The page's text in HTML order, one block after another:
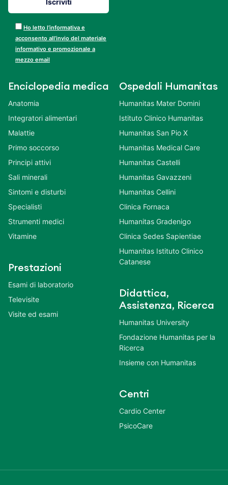
Ho letto l’informativa e
acconsento all’invio del materiale
informativo e promozionale a
mezzo email
Enciclopedia medica
Anatomia
Integratori alimentari
Malattie
Primo soccorso
Principi attivi
Sali minerali
Sintomi e disturbi
Specialisti
Strumenti medici
Vitamine
Prestazioni
Esami di laboratorio
Televisite
Visite ed esami
Ospedali Humanitas
Humanitas Mater Domini
Istituto Clinico Humanitas
Humanitas San Pio X
Humanitas Medical Care
Humanitas Castelli
Humanitas Gavazzeni
Humanitas Cellini
Clinica Fornaca
Humanitas Gradenigo
Clinica Sedes Sapientiae
Humanitas Istituto Clinico
Catanese
Didattica,
Assistenza, Ricerca
Humanitas University
Fondazione Humanitas per la
Ricerca
Insieme con Humanitas
Centri
Cardio Center
PsicoCare